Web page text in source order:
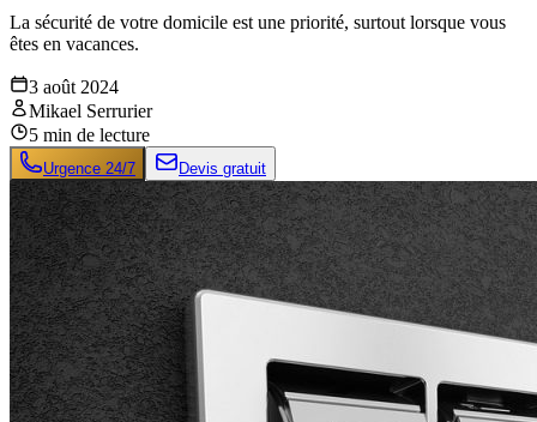
La sécurité de votre domicile est une priorité, surtout lorsque vous
êtes en vacances.
3 août 2024
Mikael Serrurier
5 min de lecture
Urgence 24/7 Devis gratuit